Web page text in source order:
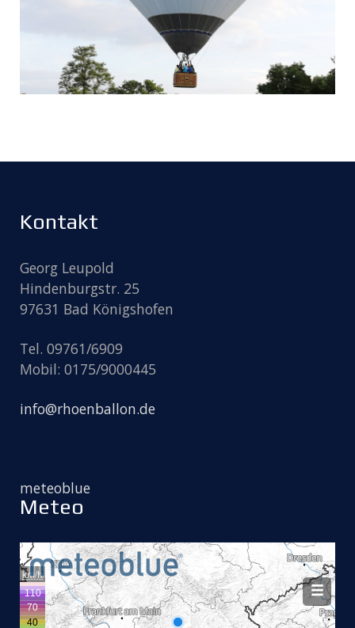
Kontakt
Georg Leupold
Hindenburgstr. 25
97631 Bad Königshofen
Tel. 09761/6909
Mobil: 0175/9000445
info@rhoenballon.de
meteoblue
Meteo